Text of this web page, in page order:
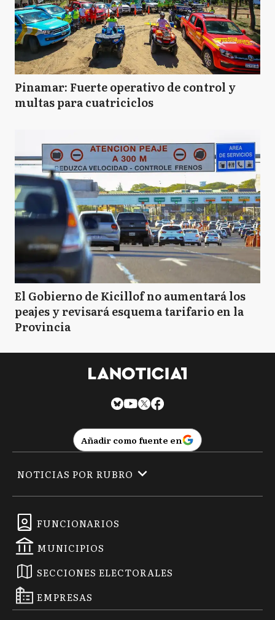
Pinamar: Fuerte operativo de control y
multas para cuatriciclos
El Gobierno de Kicillof no aumentará los
peajes y revisará esquema tarifario en la
Provincia
Añadir como fuente en
FUNCIONARIOS
MUNICIPIOS
SECCIONES ELECTORALES
EMPRESAS
NOTICIAS POR RUBRO